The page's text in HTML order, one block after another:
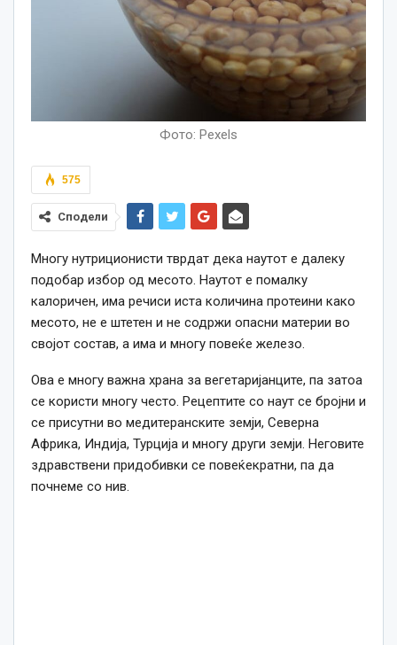
Фото: Pexels
575
Сподели
Многу нутриционисти тврдат дека наутот е далеку
подобар избор од месото. Наутот е помалку
калоричен, има речиси иста количина протеини како
месото, не е штетен и не содржи опасни материи во
својот состав, а има и многу повеќе железо.
Ова е многу важна храна за вегетаријанците, па затоа
се користи многу често. Рецептите со наут се бројни и
се присутни во медитеранските земји, Северна
Африка, Индија, Турција и многу други земји. Неговите
здравствени придобивки се повеќекратни, па да
почнеме со нив.